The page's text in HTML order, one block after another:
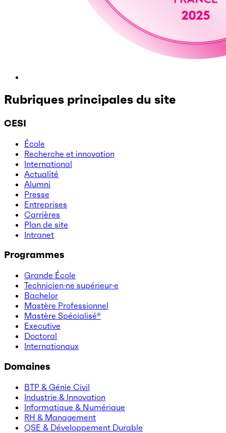
Rubriques principales du site
CESI
École
Recherche et innovation
International
Actualité
Alumni
Presse
Entreprises
Carrières
Plan de site
Intranet
Programmes
Grande École
Technicien·ne supérieur·e
Bachelor
Mastère Professionnel
Mastère Spécialisé®
Executive
Doctoral
Internationaux
Domaines
BTP & Génie Civil
Industrie & Innovation
Informatique & Numérique
RH & Management
QSE & Développement Durable